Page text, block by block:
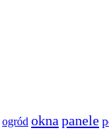
ogród okna panele